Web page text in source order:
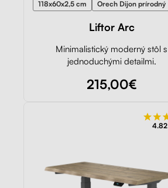
118x60x2,5 cm Orech Dijon prírodný
Liftor Arc
Minimalistický moderný stôl s
jednoduchými detailmi.
215,00€
4.82